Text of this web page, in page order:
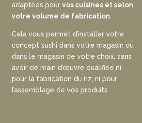
adaptées pour vos cuisines et selon
votre volume de fabrication
Cela vous permet d’installer votre
concept sushi dans votre magasin ou
dans le magasin de votre choix, sans
avoir de main d’œuvre qualifiée ni
pour la fabrication du riz, ni pour
l’assemblage de vos produits